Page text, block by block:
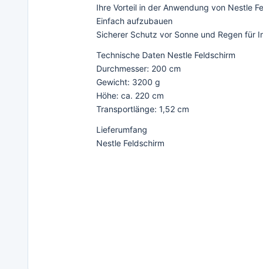
Ihre Vorteil in der Anwendung von Nestle
Einfach aufzubauen
Sicherer Schutz vor Sonne und Regen für
Technische Daten Nestle Feldschirm
Durchmesser: 200 cm
Gewicht: 3200 g
Höhe: ca. 220 cm
Transportlänge: 1,52 cm
Lieferumfang
Nestle Feldschirm